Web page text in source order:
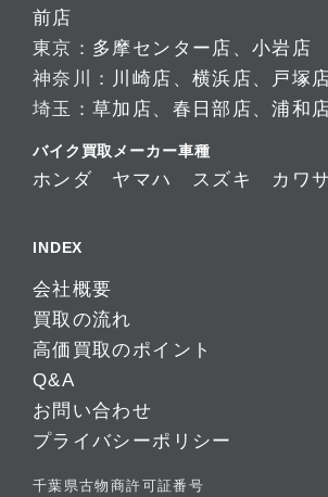
前店
東京： 多摩センター店 、 小岩店
神奈川： 川崎店 、 横浜店、 戸塚
埼玉：草加店、 春日部店、浦和
バイク買取メーカー車種
ホンダ ヤマハ スズキ カワ
INDEX
会社概要
買取の流れ
高価買取のポイント
Q&A
お問い合わせ
プライバシーポリシー
千葉県古物商許可証番号